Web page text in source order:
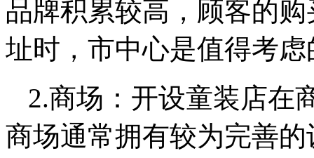
品牌积累较高，顾客的
址时，市中心是值得考
2.商场：开设童装店在
商场通常拥有较为完善